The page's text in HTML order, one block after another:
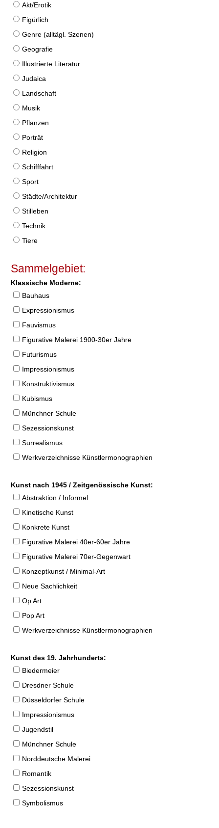
Akt/Erotik
Figürlich
Genre (alltägl. Szenen)
Geografie
Illustrierte Literatur
Judaica
Landschaft
Musik
Pflanzen
Porträt
Religion
Schifffahrt
Sport
Städte/Architektur
Stilleben
Technik
Tiere
Sammelgebiet:
Klassische Moderne:
Bauhaus
Expressionismus
Fauvismus
Figurative Malerei 1900-30er Jahre
Futurismus
Impressionismus
Konstruktivismus
Kubismus
Münchner Schule
Sezessionskunst
Surrealismus
Werkverzeichnisse Künstlermonographien
Kunst nach 1945 / Zeitgenössische Kunst:
Abstraktion / Informel
Kinetische Kunst
Konkrete Kunst
Figurative Malerei 40er-60er Jahre
Figurative Malerei 70er-Gegenwart
Konzeptkunst / Minimal-Art
Neue Sachlichkeit
Op Art
Pop Art
Werkverzeichnisse Künstlermonographien
Kunst des 19. Jahrhunderts:
Biedermeier
Dresdner Schule
Düsseldorfer Schule
Impressionismus
Jugendstil
Münchner Schule
Norddeutsche Malerei
Romantik
Sezessionskunst
Symbolismus